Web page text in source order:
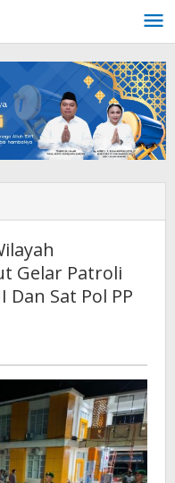
Gelar Patroli
Sat Pol PP